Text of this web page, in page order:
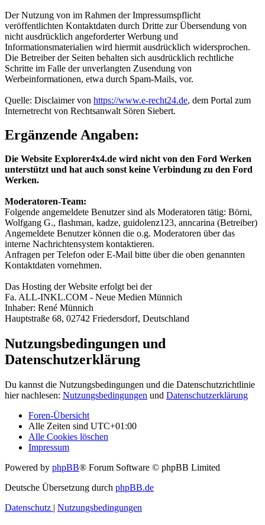
Der Nutzung von im Rahmen der Impressumspflicht
veröffentlichten Kontaktdaten durch Dritte zur Übersendung von
nicht ausdrücklich angeforderter Werbung und
Informationsmaterialien wird hiermit ausdrücklich widersprochen.
Die Betreiber der Seiten behalten sich ausdrücklich rechtliche
Schritte im Falle der unverlangten Zusendung von
Werbeinformationen, etwa durch Spam-Mails, vor.
Quelle: Disclaimer von https://www.e-recht24.de, dem Portal zum
Internetrecht von Rechtsanwalt Sören Siebert.
Ergänzende Angaben:
Die Website Explorer4x4.de wird nicht von den Ford Werken
unterstützt und hat auch sonst keine Verbindung zu den Ford
Werken.
Moderatoren-Team:
Folgende angemeldete Benutzer sind als Moderatoren tätig: Börni,
Wolfgang G., flashman, kadze, guidolenz123, anncarina (Betreiber)
Angemeldete Benutzer können die o.g. Moderatoren über das
interne Nachrichtensystem kontaktieren.
Anfragen per Telefon oder E-Mail bitte über die oben genannten
Kontaktdaten vornehmen.
Das Hosting der Website erfolgt bei der
Fa. ALL-INKL.COM - Neue Medien Münnich
Inhaber: René Münnich
Hauptstraße 68, 02742 Friedersdorf, Deutschland
Nutzungsbedingungen und
Datenschutzerklärung
Du kannst die Nutzungsbedingungen und die Datenschutzrichtlinie
hier nachlesen: Nutzungsbedingungen und Datenschutzerklärung
Foren-Übersicht
Alle Zeiten sind UTC+01:00
Alle Cookies löschen
Impressum
Powered by phpBB® Forum Software © phpBB Limited
Deutsche Übersetzung durch phpBB.de
Datenschutz | Nutzungsbedingungen